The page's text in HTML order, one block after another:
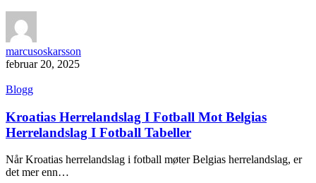
marcusoskarsson
februar 20, 2025
Blogg
Kroatias Herrelandslag I Fotball Mot Belgias
Herrelandslag I Fotball Tabeller
Når Kroatias herrelandslag i fotball møter Belgias herrelandslag, er
det mer enn…